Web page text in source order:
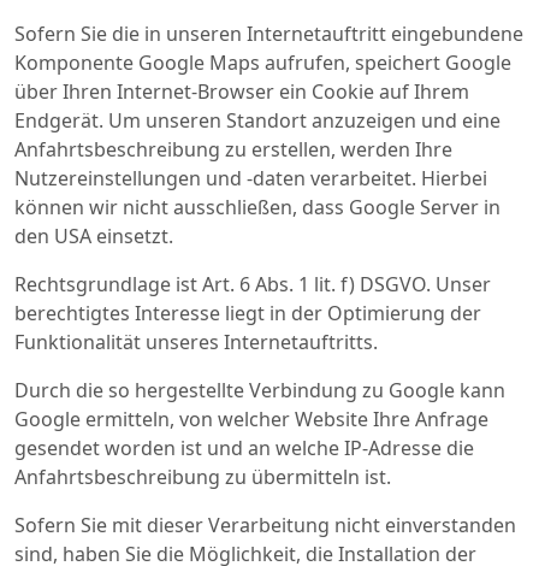
Sofern Sie die in unseren Internetauftritt eingebundene
Komponente Google Maps aufrufen, speichert Google
über Ihren Internet-Browser ein Cookie auf Ihrem
Endgerät. Um unseren Standort anzuzeigen und eine
Anfahrtsbeschreibung zu erstellen, werden Ihre
Nutzereinstellungen und -daten verarbeitet. Hierbei
können wir nicht ausschließen, dass Google Server in
den USA einsetzt.
Rechtsgrundlage ist Art. 6 Abs. 1 lit. f) DSGVO. Unser
berechtigtes Interesse liegt in der Optimierung der
Funktionalität unseres Internetauftritts.
Durch die so hergestellte Verbindung zu Google kann
Google ermitteln, von welcher Website Ihre Anfrage
gesendet worden ist und an welche IP-Adresse die
Anfahrtsbeschreibung zu übermitteln ist.
Sofern Sie mit dieser Verarbeitung nicht einverstanden
sind, haben Sie die Möglichkeit, die Installation der